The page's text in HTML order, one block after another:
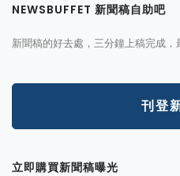
NEWSBUFFET 新聞稿自助吧
新聞稿的好去處，三分鐘上稿完成，
刊登
立即購買新聞稿曝光